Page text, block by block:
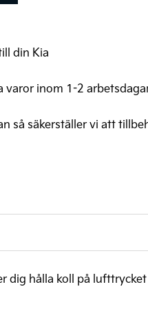
din Kia
varor inom 1-2
så säkerställer vi att
dig hålla koll på